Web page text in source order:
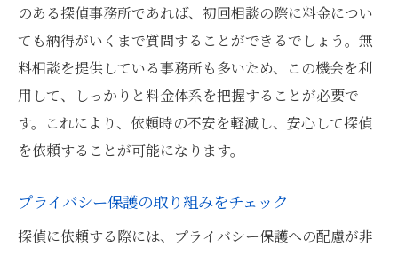
のある探偵事務所であれば、初回相談の際に料金につい
ても納得がいくまで質問することができるでしょう。無
料相談を提供している事務所も多いため、この機会を利
用して、しっかりと料金体系を把握することが必要で
す。これにより、依頼時の不安を軽減し、安心して探偵
を依頼することが可能になります。
プライバシー保護の取り組みをチェック
探偵に依頼する際には、プライバシー保護への配慮が非